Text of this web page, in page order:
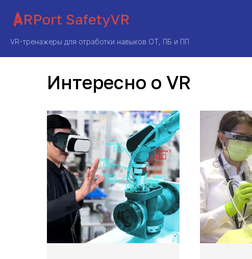
VR-тренажеры для отработки навыков ОТ, ПБ и ПП
Интересно о VR